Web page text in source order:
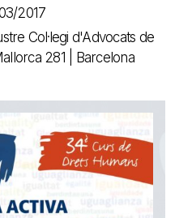
2017
Col·legi d'Advocats de
281 | Barcelona